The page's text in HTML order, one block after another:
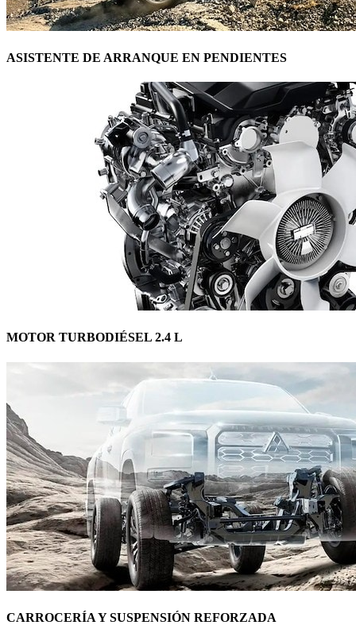
ASISTENTE DE ARRANQUE EN PENDIENTES
MOTOR TURBODIÉSEL 2.4 L
CARROCERÍA Y SUSPENSIÓN REFORZADA